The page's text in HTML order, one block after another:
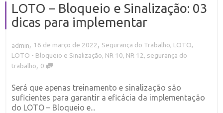
LOTO – Bloqueio e Sinalização: 03
dicas para implementar
admin, 16 de março de 2022, Segurança do Trabalho, LOTO,
LOTO - Bloqueio e Sinalização, NR 10, NR 12, segurança do
trabalho, 0
Será que apenas treinamento e sinalização são
suficientes para garantir a eficácia da implementação
do LOTO – Bloqueio e...